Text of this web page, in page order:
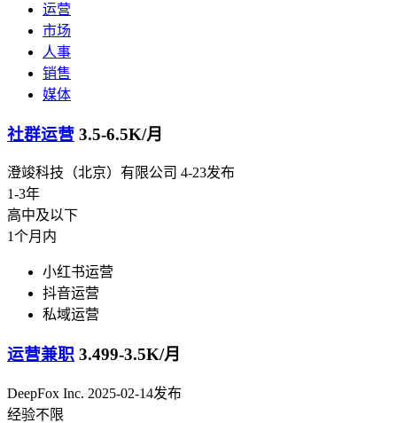
运营
市场
人事
销售
媒体
社群运营 3.5-6.5K/月
澄竣科技（北京）有限公司 4-23发布
1-3年
高中及以下
1个月内
小红书运营
抖音运营
私域运营
运营兼职 3.499-3.5K/月
DeepFox Inc. 2025-02-14发布
经验不限